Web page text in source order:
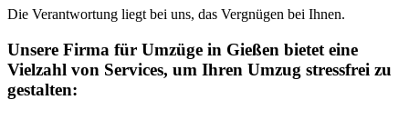
Die Verantwortung liegt bei uns, das Vergnügen bei Ihnen.
Unsere Firma für Umzüge in Gießen bietet eine
Vielzahl von Services, um Ihren Umzug stressfrei zu
gestalten: